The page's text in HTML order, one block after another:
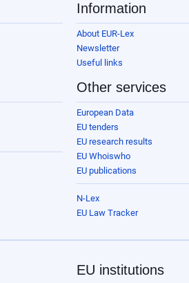
Information
About EUR-Lex
Newsletter
Useful links
Other services
European Data
EU tenders
EU research results
EU Whoiswho
EU publications
N-Lex
EU Law Tracker
EU institutions